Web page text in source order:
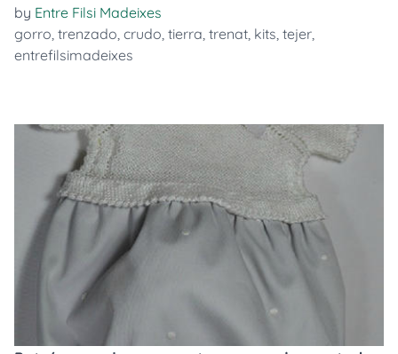
by Entre Filsi Madeixes
gorro, trenzado, crudo, tierra, trenat, kits, tejer,
entrefilsimadeixes